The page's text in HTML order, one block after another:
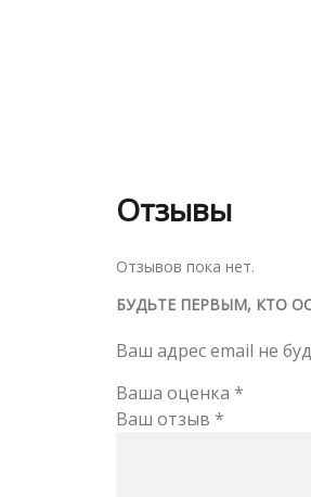
Отзывы
Отзывов пока нет.
БУДЬТЕ ПЕРВЫМ, КТО
Ваш адрес email не
Ваша оценка *
Ваш отзыв *